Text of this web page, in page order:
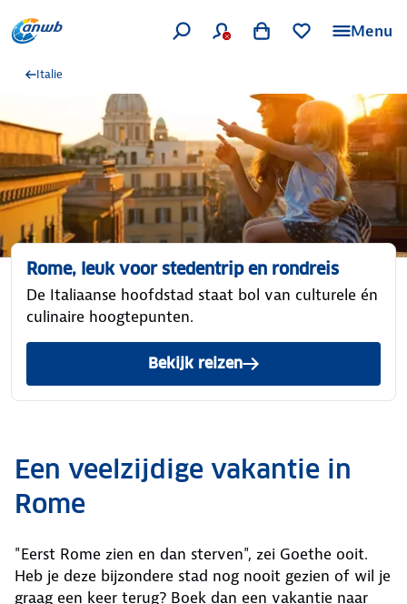
Menu
Italie
Rome, leuk voor stedentrip en rondreis
De Italiaanse hoofdstad staat bol van culturele én
culinaire hoogtepunten.
Bekijk reizen
Een veelzijdige vakantie in
Rome
"Eerst Rome zien en dan sterven", zei Goethe ooit.
Heb je deze bijzondere stad nog nooit gezien of wil je
graag een keer terug? Boek dan een vakantie naar